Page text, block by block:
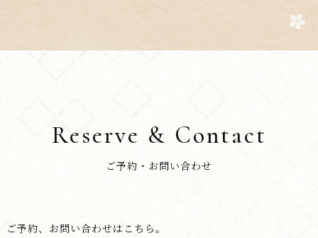
Reserve & Contact
ご予約・お問い合わせ
ご予約、お問い合わせはこちら。